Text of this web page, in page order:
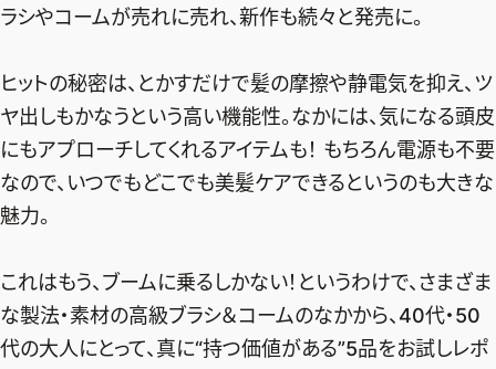
FOLLOW US
ファッション、ライフスタイル、
そしてエクラの美意識を、SNSで発信しています。
JOIN US
編集部から届くメールマガジン、
会員限定プレゼントや特別イベントへの応募など
ラシやコームが売れに売れ、新作も続々と発売に。
ヒットの秘密は、とかすだけで髪の摩擦や静電気を抑え、ツ
ヤ出しもかなうという高い機能性。なかには、気になる頭皮
にもアプローチしてくれるアイテムも！ もちろん電源も不要
なので、いつでもどこでも美髪ケアできるというのも大きな
魅力。
これはもう、ブームに乗るしかない！というわけで、さまざま
な製法・素材の高級ブラシ＆コームのなかから、40代・50
代の大人にとって、真に“持つ価値がある”5品をお試しレポ